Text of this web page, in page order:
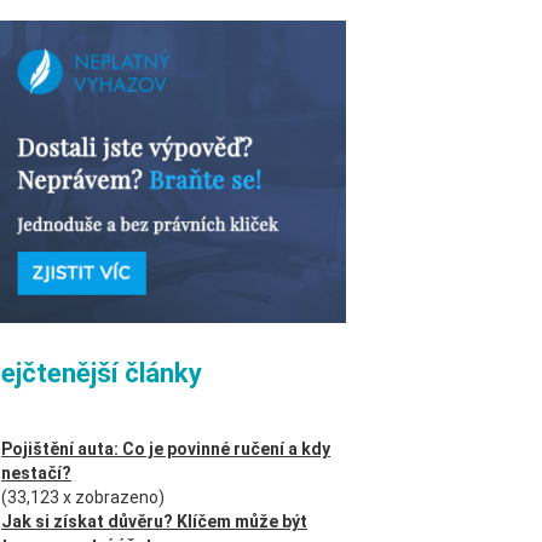
články
Pojištění auta: Co je povinné ručení a kdy
nestačí?
(33,123 x zobrazeno)
Jak si získat důvěru? Klíčem může být